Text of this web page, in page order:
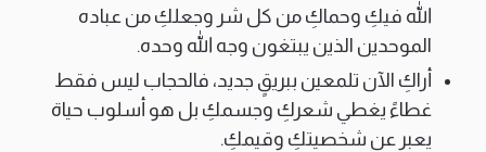
الله فيكِ وحماكِ من كل شر وجعلكِ من عباده
الموحدين الذين يبتغون وجه الله وحده.
أراكِ الآن تلمعين ببريقٍ جديد، فالحجاب ليس فقط
غطاءً يغطي شعركِ وجسمكِ بل هو أسلوب حياة
يعبر عن شخصيتكِ وقيمكِ.